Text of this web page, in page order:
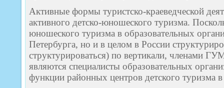
Активные формы туристско-краеведческой
активного детско-юношеского туризма.
юношеского туризма в образовательных
Петербурга, но и в целом в России
структурироваться) по вертикали, членами
являются специалисты образовательных
функции районных центров детского туризма